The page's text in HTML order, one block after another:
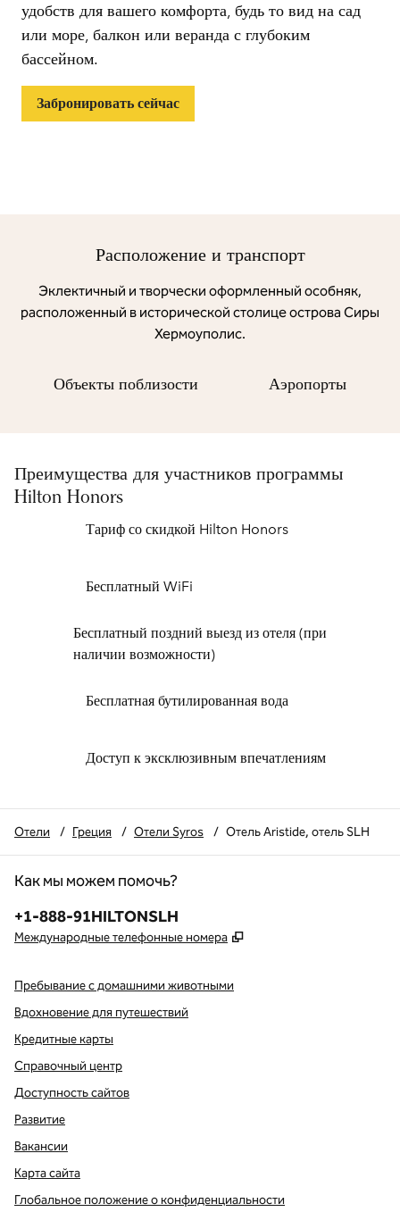
удобств для вашего комфорта, будь то вид на сад
или море, балкон или веранда с глубоким
бассейном.
Забронировать сейчас
Расположение и транспорт
Эклектичный и творчески оформленный особняк,
расположенный в исторической столице острова Сиры
Хермоуполис.
Объекты поблизости Аэропорты
Преимущества для участников программы
Hilton Honors
Тариф со скидкой Hilton Honors
Бесплатный WiFi
Бесплатный поздний выезд из отеля (при
наличии возможности)
Бесплатная бутилированная вода
Доступ к эксклюзивным впечатлениям
Отели / Греция / Отели Syros / Отель Aristide, отель SLH
Как мы можем помочь?
Телефон:
+1-888-91HILTONSLH
Международные телефонные номера ,
Пребывание с домашними животными
Вдохновение для путешествий
Кредитные карты
Справочный центр
Доступность сайтов
Развитие
Вакансии
Карта сайта
Глобальное положение о конфиденциальности